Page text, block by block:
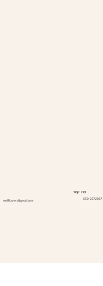
צרו קשר
melfflowers@gmail.com 050-2272057